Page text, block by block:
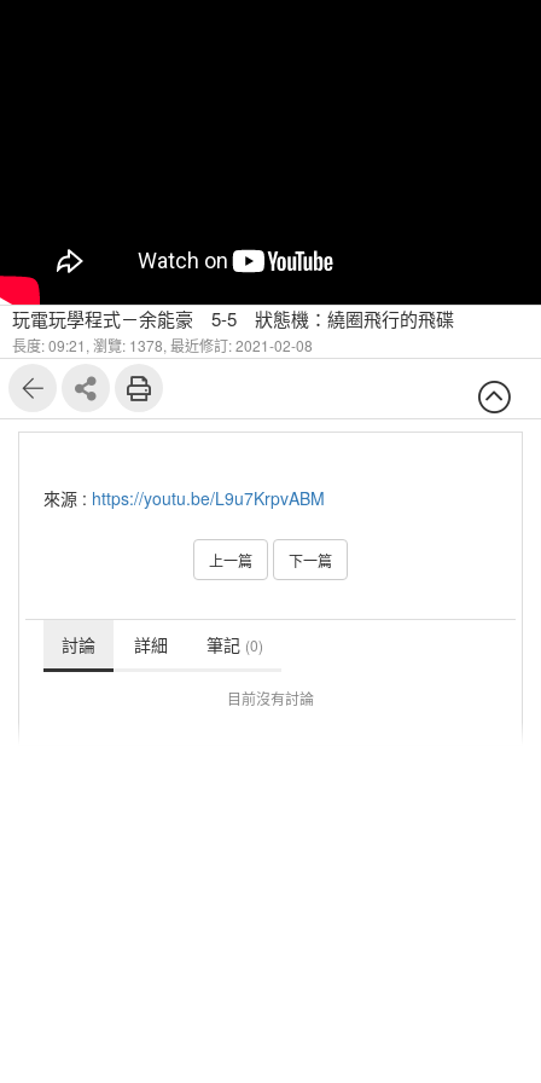
玩電玩學程式－余能豪 5-5 狀態機：繞圈飛行的飛碟
長度: 09:21, 瀏覽: 1378, 最近修訂: 2021-02-08
來源 : https://youtu.be/L9u7KrpvABM
上一篇 下一篇
討論 詳細 筆記 (0)
目前沒有討論